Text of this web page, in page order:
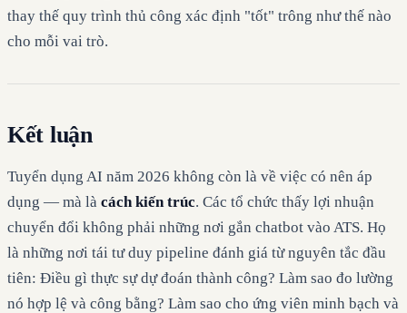
thay thế quy trình thủ công xác định "tốt" trông như thế nào
cho mỗi vai trò.
Kết luận
Tuyển dụng AI năm 2026 không còn là về việc có nên áp
dụng — mà là cách kiến trúc. Các tổ chức thấy lợi nhuận
chuyển đổi không phải những nơi gắn chatbot vào ATS. Họ
là những nơi tái tư duy pipeline đánh giá từ nguyên tắc đầu
tiên: Điều gì thực sự dự đoán thành công? Làm sao đo lường
nó hợp lệ và công bằng? Làm sao cho ứng viên minh bạch và